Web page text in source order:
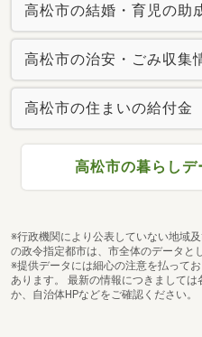
高松市の結婚・育児の助
高松市の治安・ごみ収集
高松市の住まいの給付金
高松市の暮らし
※行政機関により公表していない地域
の政令指定都市は、市全体のデータと
※提供データには細心の注意を払って
あります。 最新の情報につきましては
か、自治体HPなどをご確認ください。